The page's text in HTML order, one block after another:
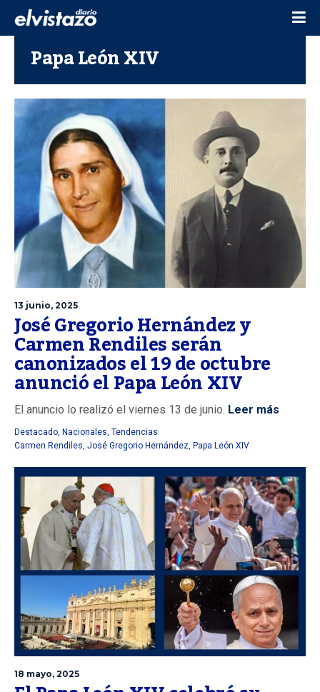
Papa León XIV
13 junio, 2025
José Gregorio Hernández y
Carmen Rendiles serán
canonizados el 19 de octubre
anunció el Papa León XIV
El anuncio lo realizó el viernes 13 de junio. Leer más
Destacado, Nacionales, Tendencias
Carmen Rendiles, José Gregorio Hernández, Papa León XIV
18 mayo, 2025